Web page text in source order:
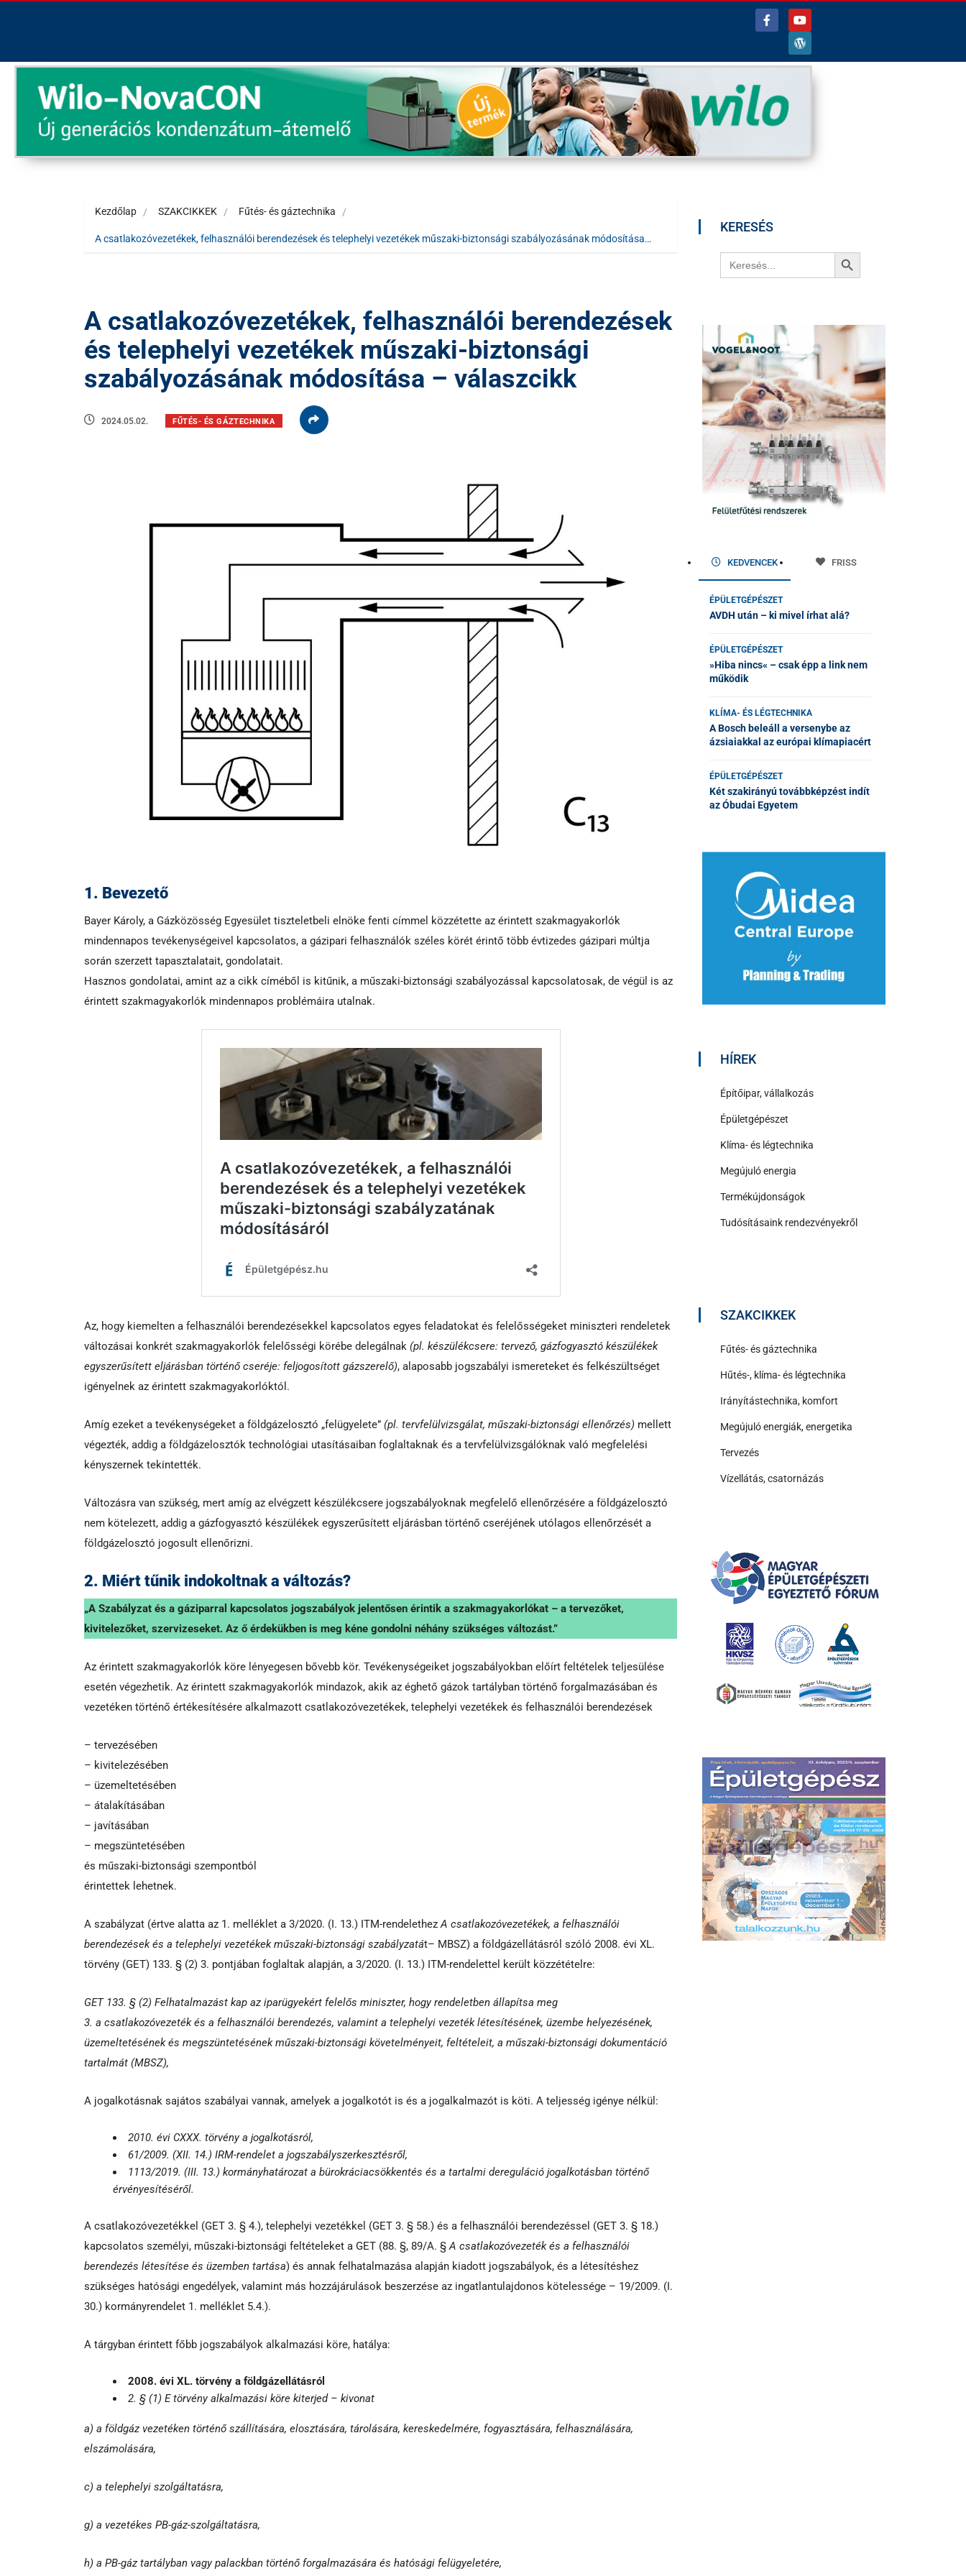
Kezdőlap SZAKCIKKEK Fűtés- és gáztechnika
A csatlakozóvezetékek, felhasználói berendezések és telephelyi vezetékek műszaki-biztonsági szabályozásának módosítása…
A csatlakozóvezetékek, felhasználói berendezések
és telephelyi vezetékek műszaki-biztonsági
szabályozásának módosítása – válaszcikk
2024.05.02. FŰTÉS- ÉS GÁZTECHNIKA
1. Bevezető
Bayer Károly, a Gázközösség Egyesület tiszteletbeli elnöke fenti címmel közzétette az érintett szakmagyakorlók
mindennapos tevékenységeivel kapcsolatos, a gázipari felhasználók széles körét érintő több évtizedes gázipari múltja
során szerzett tapasztalatait, gondolatait.
Hasznos gondolatai, amint az a cikk címéből is kitűnik, a műszaki-biztonsági szabályozással kapcsolatosak, de végül is az
érintett szakmagyakorlók mindennapos problémáira utalnak.
Az, hogy kiemelten a felhasználói berendezésekkel kapcsolatos egyes feladatokat és felelősségeket miniszteri rendeletek
változásai konkrét szakmagyakorlók felelősségi körébe delegálnak (pl. készülékcsere: tervező, gázfogyasztó készülékek
egyszerűsített eljárásban történő cseréje: feljogosított gázszerelő), alaposabb jogszabályi ismereteket és felkészültséget
igényelnek az érintett szakmagyakorlóktól.
Amíg ezeket a tevékenységeket a földgázelosztó „felügyelete” (pl. tervfelülvizsgálat, műszaki-biztonsági ellenőrzés) mellett
végezték, addig a földgázelosztók technológiai utasításaiban foglaltaknak és a tervfelülvizsgálóknak való megfelelési
kényszernek tekintették.
Változásra van szükség, mert amíg az elvégzett készülékcsere jogszabályoknak megfelelő ellenőrzésére a földgázelosztó
nem kötelezett, addig a gázfogyasztó készülékek egyszerűsített eljárásban történő cseréjének utólagos ellenőrzését a
földgázelosztó jogosult ellenőrizni.
2. Miért tűnik indokoltnak a változás?
„A Szabályzat és a gáziparral kapcsolatos jogszabályok jelentősen érintik a szakmagyakorlókat – a tervezőket,
kivitelezőket, szervizeseket. Az ő érdekükben is meg kéne gondolni néhány szükséges változást.”
Az érintett szakmagyakorlók köre lényegesen bővebb kör. Tevékenységeiket jogszabályokban előírt feltételek teljesülése
esetén végezhetik. Az érintett szakmagyakorlók mindazok, akik az éghető gázok tartályban történő forgalmazásában és
vezetéken történő értékesítésére alkalmazott csatlakozóvezetékek, telephelyi vezetékek és felhasználói berendezések
– tervezésében
– kivitelezésében
– üzemeltetésében
– átalakításában
– javításában
– megszüntetésében
és műszaki-biztonsági szempontból
érintettek lehetnek.
A szabályzat (értve alatta az 1. melléklet a 3/2020. (I. 13.) ITM-rendelethezA csatlakozóvezetékek, a felhasználói
berendezések és a telephelyi vezetékek műszaki-biztonsági szabályzatát– MBSZ) a földgázellátásról szóló 2008. évi XL.
törvény (GET) 133. § (2) 3. pontjában foglaltak alapján, a 3/2020. (I. 13.) ITM-rendelettel került közzétételre:
GET 133. § (2) Felhatalmazást kap az iparügyekért felelős miniszter, hogy rendeletben állapítsa meg
3. a csatlakozóvezeték és a felhasználói berendezés, valamint a telephelyi vezeték létesítésének, üzembe helyezésének,
üzemeltetésének és megszüntetésének műszaki-biztonsági követelményeit, feltételeit, a műszaki-biztonsági dokumentáció
tartalmát (MBSZ),
A jogalkotásnak sajátos szabályai vannak, amelyek a jogalkotót is és a jogalkalmazót is köti. A teljesség igénye nélkül:
2010. évi CXXX. törvény a jogalkotásról,
61/2009. (XII. 14.) IRM-rendelet a jogszabályszerkesztésről,
1113/2019. (III. 13.) kormányhatározat a bürokráciacsökkentés és a tartalmi dereguláció jogalkotásban történő
érvényesítéséről.
A csatlakozóvezetékkel (GET 3. § 4.), telephelyi vezetékkel (GET 3. § 58.) és a felhasználói berendezéssel (GET 3. § 18.)
kapcsolatos személyi, műszaki-biztonsági feltételeket a GET (88. §, 89/A. §A csatlakozóvezeték és a felhasználói
berendezés létesítése és üzemben tartása) és annak felhatalmazása alapján kiadott jogszabályok, és a létesítéshez
szükséges hatósági engedélyek, valamint más hozzájárulások beszerzése az ingatlantulajdonos kötelessége – 19/2009. (I.
30.) kormányrendelet 1. melléklet 5.4.).
A tárgyban érintett főbb jogszabályok alkalmazási köre, hatálya:
2008. évi XL. törvény a földgázellátásról
2. § (1) E törvény alkalmazási köre kiterjed – kivonat
a) a földgáz vezetéken történő szállítására, elosztására, tárolására, kereskedelmére, fogyasztására, felhasználására,
elszámolására,
c) a telephelyi szolgáltatásra,
g) a vezetékes PB-gáz-szolgáltatásra,
h) a PB-gáz tartályban vagy palackban történő forgalmazására és hatósági felügyeletére,
KERESÉS
Search
for:
Search Button
KEDVENCEK FRISS
ÉPÜLETGÉPÉSZET
AVDH után – ki mivel írhat alá?
ÉPÜLETGÉPÉSZET
»Hiba nincs« – csak épp a link nem
működik
KLÍMA- ÉS LÉGTECHNIKA
A Bosch beleáll a versenybe az
ázsiaiakkal az európai klímapiacért
ÉPÜLETGÉPÉSZET
Két szakirányú továbbképzést indít
az Óbudai Egyetem
HÍREK
Építőipar, vállalkozás
Épületgépészet
Klíma- és légtechnika
Megújuló energia
Termékújdonságok
Tudósításaink rendezvényekről
SZAKCIKKEK
Fűtés- és gáztechnika
Hűtés-, klíma- és légtechnika
Irányítástechnika, komfort
Megújuló energiák, energetika
Tervezés
Vízellátás, csatornázás